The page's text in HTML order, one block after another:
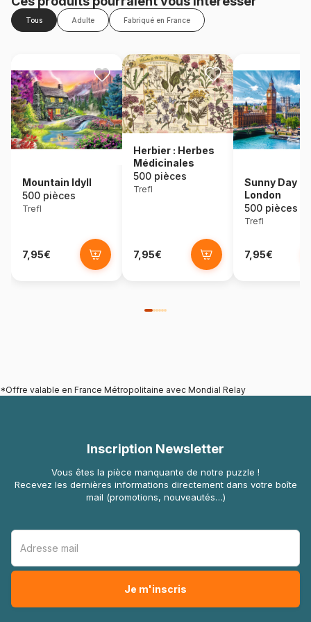
Tous Adulte Fabriqué en France
Mountain Idyll
500 pièces
Trefl
7,95€
Herbier : Herbes
Médicinales
500 pièces
Trefl
7,95€
Sunny Day in
London
500 pièces
Trefl
7,95€
*Offre valable en France Métropolitaine avec Mondial Relay
Inscription Newsletter
Vous êtes la pièce manquante de notre puzzle !
Recevez les dernières informations directement dans votre boîte
mail (promotions, nouveautés…)